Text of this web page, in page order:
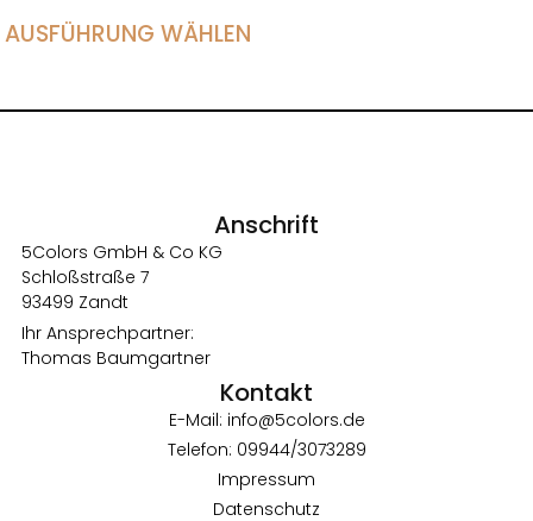
AUSFÜHRUNG WÄHLEN
Anschrift
5Colors GmbH & Co KG
Schloßstraße 7
93499 Zandt
Ihr Ansprechpartner:
Thomas Baumgartner
Kontakt
E-Mail: info@5colors.de
Telefon: 09944/3073289
Impressum
Datenschutz